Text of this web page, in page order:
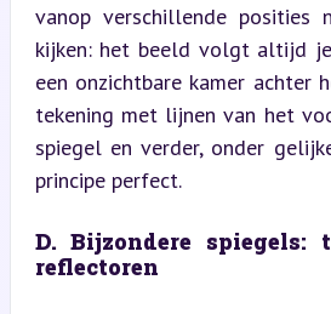
vanop verschillende posities
kijken: het beeld volgt altijd
een onzichtbare kamer achter
tekening met lijnen van het
spiegel en verder, onder
principe perfect.
D. Bijzondere spiegels:
reflectoren